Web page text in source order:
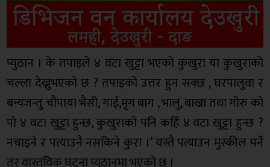
प्युठान । के तपाइले ४ वटा खुट्टा भएको कुखुरा या कुखुराको
चल्ला देख्नुभएको छ ? तपाइको उत्तर हुन सक्छ , घरपालुवा र
बन्यजन्तु चौपाया भैसी, गाई,मृग बाग , भालु, बाख्रा तथा गोरु को
पो ४ वटा खुट्टा हुन्छ, कुखुराको पनि कहिँ ४ वटा खुट्टा हुन्छ ?
नचाइने र पत्याउनै नसकिने कुरा ।’ यस्तै पत्याउन मुस्कील पर्ने
तर वास्तविक घटना प्युठानमा भएको छ ।